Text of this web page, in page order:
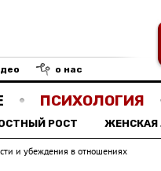
о нас
ПСИХОЛОГИЯ
РОСТ ЖЕНСКАЯ
и убеждения в отношениях